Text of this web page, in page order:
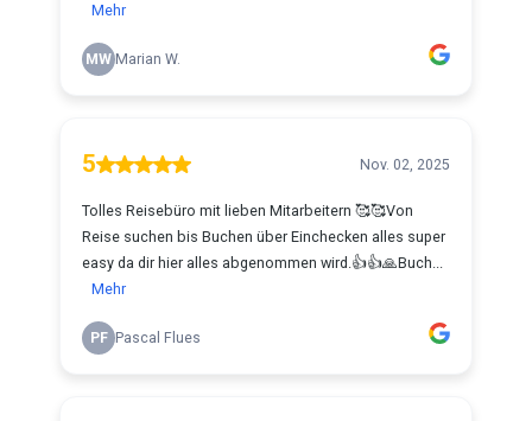
Mehr
MW Marian W.
5 Nov. 02, 2025
Tolles Reisebüro mit lieben Mitarbeitern 🥰🥰Von
Reise suchen bis Buchen über Einchecken alles super
easy da dir hier alles abgenommen wird.👍👍🙏Buch...
Mehr
PF Pascal Flues